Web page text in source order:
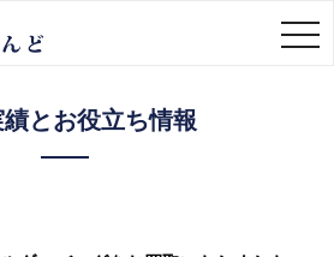
績とお役立ち情報